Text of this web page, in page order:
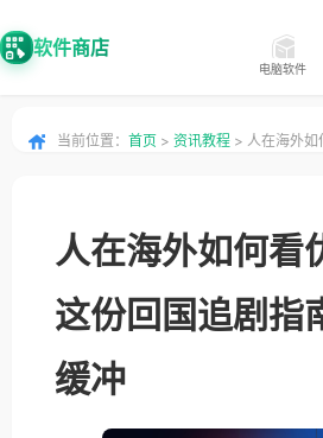
软件商店
电脑软件
当前位置： 首页 > 资讯教程 > 人在海外如
人在海外如何看
这份回国追剧指
缓冲